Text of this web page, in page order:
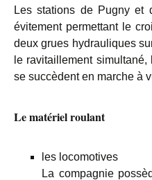
Les stations de Pugny et
évitement permettant le
deux grues hydrauliques
le ravitaillement
se succèdent en marche à
Le matériel roulant
les locomotives
La compagnie